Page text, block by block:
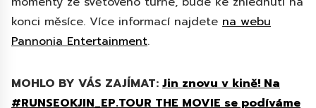
konci měsíce. Více informací najdete na webu
Pannonia Entertainment.
MOHLO BY VÁS ZAJÍMAT: Jin znovu v kině! Na
#RUNSEOKJIN_EP.TOUR THE MOVIE se podíváme